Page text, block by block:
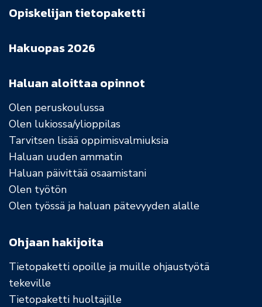
Haluan aloittaa opinnot
Olen peruskoulussa
Olen lukiossa/ylioppilas
Tarvitsen lisää oppimisvalmiuksia
Haluan uuden ammatin
Haluan päivittää osaamistani
Olen työtön
Olen työssä ja haluan pätevyyden alalle
Ohjaan hakijoita
Tietopaketti opoille ja muille ohjaustyötä
tekeville
Tietopaketti huoltajille
Opiskelijan tietopaketti
Hakuopas 2026